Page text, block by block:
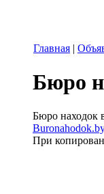
Главная |
Бюро
Бюро находок
При